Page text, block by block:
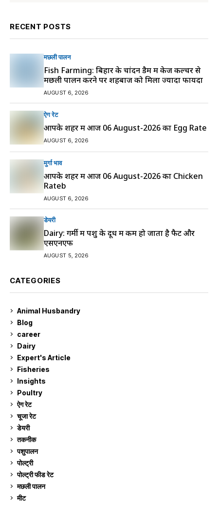
RECENT POSTS
मछली पालन
Fish Farming: बिहार के चांदन डैम में केज कल्चर से
मछली पालन करने पर शहबाज को मिला ज्यादा फायदा
AUGUST 6, 2026
ऐग रेट
आपके शहर में आज 06 August-2026 का Egg Rate
AUGUST 6, 2026
मुर्गा भाव
आपके शहर में आज 06 August-2026 का Chicken
Rateb
AUGUST 6, 2026
डेयरी
Dairy: गर्मी में पशु के दूध में कम हो जाता है फैट और
एसएनएफ
AUGUST 5, 2026
CATEGORIES
Animal Husbandry
Blog
career
Dairy
Expert's Article
Fisheries
Insights
Poultry
ऐग रेट
चूजा रेट
डेयरी
तकनीक
पशुपालन
पोल्ट्री
पोल्ट्री फीड रेट
मछली पालन
मीट